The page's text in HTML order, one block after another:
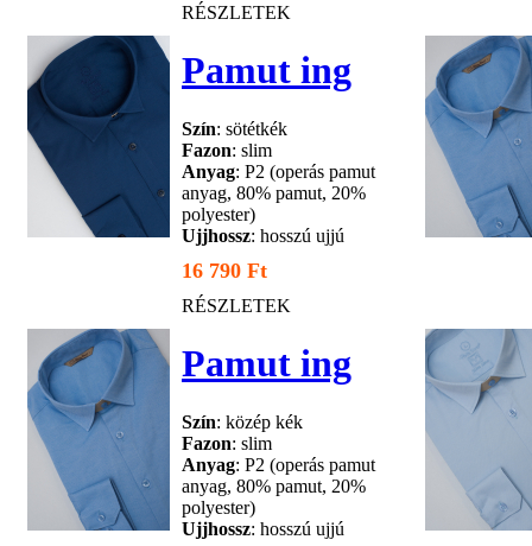
RÉSZLETEK
Pamut ing
Szín: sötétkék
Fazon: slim
Anyag: P2 (operás pamut
anyag, 80% pamut, 20%
polyester)
Ujjhossz: hosszú ujjú
16 790 Ft
RÉSZLETEK
Pamut ing
Szín: közép kék
Fazon: slim
Anyag: P2 (operás pamut
anyag, 80% pamut, 20%
polyester)
Ujjhossz: hosszú ujjú